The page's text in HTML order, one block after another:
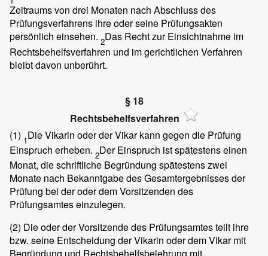
Zeitraums von drei Monaten nach Abschluss des
Prüfungsverfahrens ihre oder seine Prüfungsakten
persönlich einsehen. 2Das Recht zur Einsichtnahme im
Rechtsbehelfsverfahren und im gerichtlichen Verfahren
bleibt davon unberührt.
§ 18
Rechtsbehelfsverfahren
(1) 1Die Vikarin oder der Vikar kann gegen die Prüfung
Einspruch erheben. 2Der Einspruch ist spätestens einen
Monat, die schriftliche Begründung spätestens zwei
Monate nach Bekanntgabe des Gesamtergebnisses der
Prüfung bei der oder dem Vorsitzenden des
Prüfungsamtes einzulegen.
(2) Die oder der Vorsitzende des Prüfungsamtes teilt ihre
bzw. seine Entscheidung der Vikarin oder dem Vikar mit